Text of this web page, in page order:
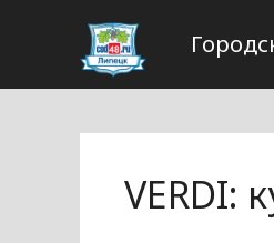
VERDI: